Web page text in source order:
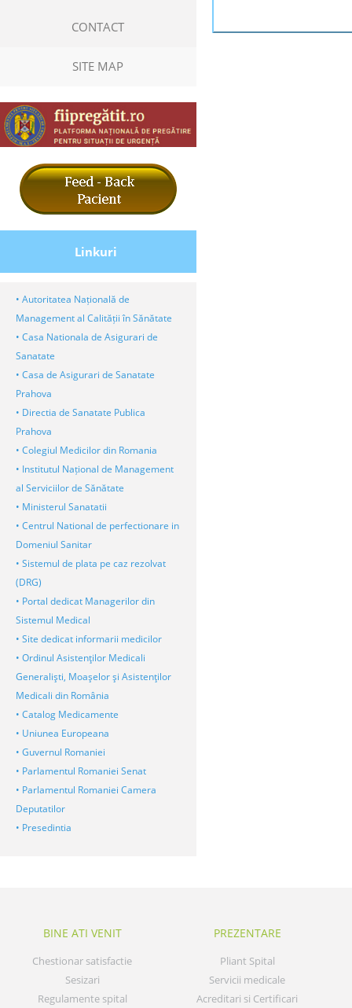
CONTACT
SITE MAP
Linkuri
• Autoritatea Națională de
Management al Calității în Sănătate
• Casa Nationala de Asigurari de
Sanatate
• Casa de Asigurari de Sanatate
Prahova
• Directia de Sanatate Publica
Prahova
• Colegiul Medicilor din Romania
• Institutul Național de Management
al Serviciilor de Sănătate
• Ministerul Sanatatii
• Centrul National de perfectionare in
Domeniul Sanitar
• Sistemul de plata pe caz rezolvat
(DRG)
• Portal dedicat Managerilor din
Sistemul Medical
• Site dedicat informarii medicilor
• Ordinul Asistenţilor Medicali
Generalişti, Moaşelor şi Asistenţilor
Medicali din România
• Catalog Medicamente
• Uniunea Europeana
• Guvernul Romaniei
• Parlamentul Romaniei Senat
• Parlamentul Romaniei Camera
Deputatilor
• Presedintia
BINE ATI VENIT
Chestionar satisfactie
Sesizari
Regulamente spital
PREZENTARE
Pliant Spital
Servicii medicale
Acreditari si Certificari